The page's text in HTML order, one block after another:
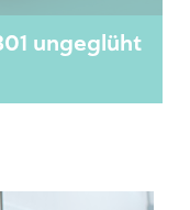
ungeglüht